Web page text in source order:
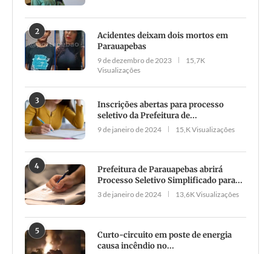
2
Acidentes deixam dois mortos em
Parauapebas
9 de dezembro de 2023
15,7K
Visualizações
3
Inscrições abertas para processo
seletivo da Prefeitura de...
9 de janeiro de 2024 15,K Visualizações
4
Prefeitura de Parauapebas abrirá
Processo Seletivo Simplificado para...
3 de janeiro de 2024 13,6K Visualizações
5
Curto-circuito em poste de energia
causa incêndio no...